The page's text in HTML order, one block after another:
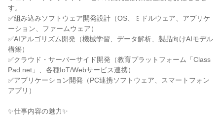
す。
✅組み込みソフトウェア開発設計（OS、ミドルウェア、アプリケ
ーション、ファームウェア）
✅AIアルゴリズム開発（機械学習、データ解析、製品向けAIモデル
構築）
✅クラウド・サーバーサイド開発（教育プラットフォーム「Class
Pad.net」、各種IoT/Webサービス連携）
✅アプリケーション開発（PC連携ソフトウェア、スマートフォン
アプリ）
✨仕事内容の魅力✨